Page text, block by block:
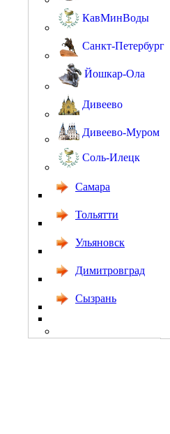
КавМинВоды
Санкт-Петербург
Йошкар-Ола
Дивеево
Дивеево-Муром
Соль-Илецк
Самара
Тольятти
Ульяновск
Димитровград
Сызрань